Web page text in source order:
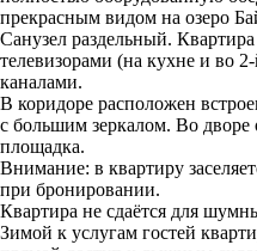
прекрасным видом на озеро
Санузел раздельный.
телевизорами (на кухне и во
каналами.
В коридоре расположен
с большим зеркалом. Во дворе
площадка.
Внимание: в квартиру
при бронировании.
Квартира не сдаётся для
Зимой к услугам гостей